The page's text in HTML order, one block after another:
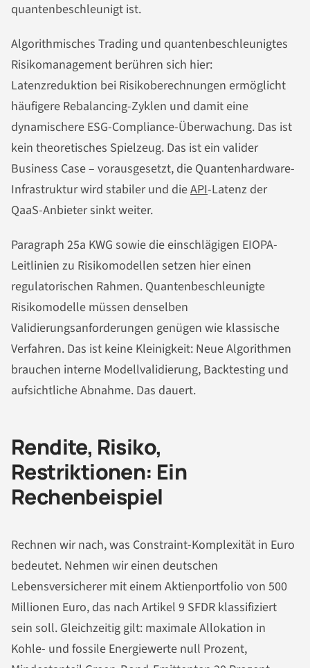
quantenbeschleunigt ist.
Algorithmisches Trading und quantenbeschleunigtes
Risikomanagement berühren sich hier:
Latenzreduktion bei Risikoberechnungen ermöglicht
häufigere Rebalancing-Zyklen und damit eine
dynamischere ESG-Compliance-Überwachung. Das ist
kein theoretisches Spielzeug. Das ist ein valider
Business Case – vorausgesetzt, die Quantenhardware-
Infrastruktur wird stabiler und dieAPI-Latenz der
QaaS-Anbieter sinkt weiter.
Paragraph 25a KWG sowie die einschlägigen EIOPA-
Leitlinien zu Risikomodellen setzen hier einen
regulatorischen Rahmen. Quantenbeschleunigte
Risikomodelle müssen denselben
Validierungsanforderungen genügen wie klassische
Verfahren. Das ist keine Kleinigkeit: Neue Algorithmen
brauchen interne Modellvalidierung, Backtesting und
aufsichtliche Abnahme. Das dauert.
Rendite, Risiko,
Restriktionen: Ein
Rechenbeispiel
Rechnen wir nach, was Constraint-Komplexität in Euro
bedeutet. Nehmen wir einen deutschen
Lebensversicherer mit einem Aktienportfolio von 500
Millionen Euro, das nach Artikel 9 SFDR klassifiziert
sein soll. Gleichzeitig gilt: maximale Allokation in
Kohle- und fossile Energiewerte null Prozent,